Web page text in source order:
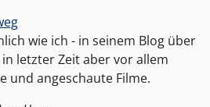
wie ich - in seinem Blog über
letzter Zeit aber vor allem
und angeschaute Filme.